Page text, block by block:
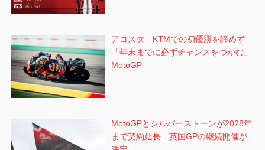
アコスタ KTMでの初優勝を諦めず
「年末までに必ずチャンスをつかむ」
MotoGP
MotoGPとシルバーストーンが2028年
まで契約延長 英国GPの継続開催が